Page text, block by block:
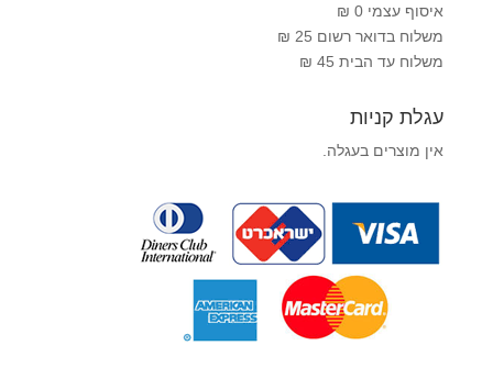
איסוף עצמי 0 ₪
משלוח בדואר רשום 25 ₪
משלוח עד הבית 45 ₪
עגלת קניות
אין מוצרים בעגלה.